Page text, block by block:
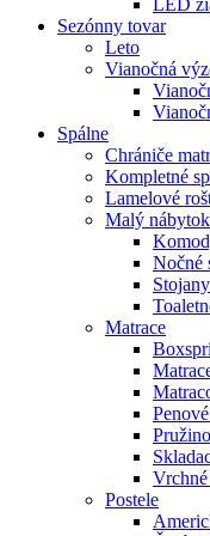
Sezónny tovar
Leto
Vianočná
Spálne
Chrániče
Kompletné
Lamelové
Malý
Nočné
Matrace
Vrchné
Postele